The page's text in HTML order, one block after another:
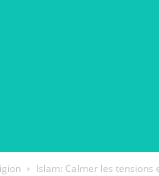
Islam: Calmer les